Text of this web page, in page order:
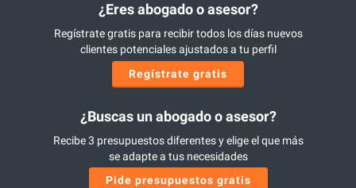
¿Eres abogado o asesor?
Regístrate gratis para recibir todos los días nuevos
clientes potenciales ajustados a tu perfil
Regístrate gratis
¿Buscas un abogado o asesor?
Recibe 3 presupuestos diferentes y elige el que más
se adapte a tus necesidades
Pide presupuestos gratis